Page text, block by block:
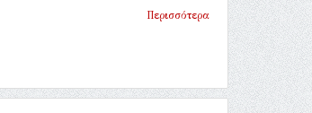
Περισσότερα